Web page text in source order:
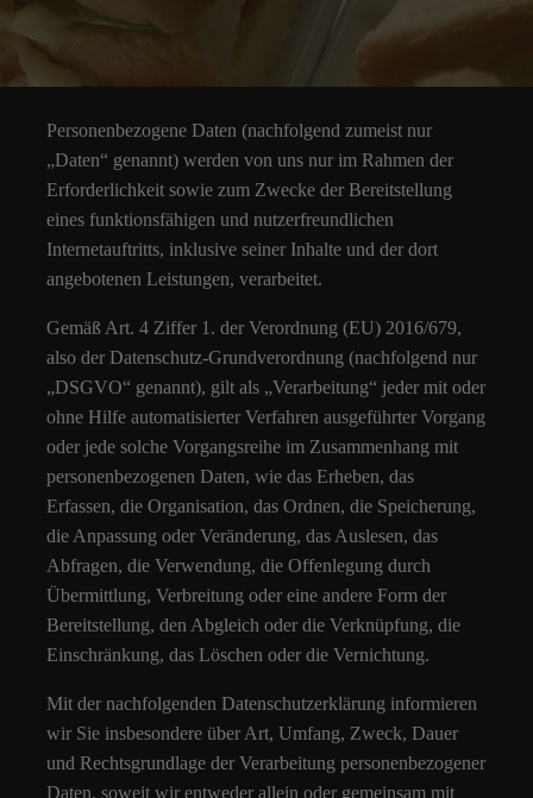
Personenbezogene Daten (nachfolgend zumeist nur
„Daten“ genannt) werden von uns nur im Rahmen der
Erforderlichkeit sowie zum Zwecke der Bereitstellung
eines funktionsfähigen und nutzerfreundlichen
Internetauftritts, inklusive seiner Inhalte und der dort
angebotenen Leistungen, verarbeitet.
Gemäß Art. 4 Ziffer 1. der Verordnung (EU) 2016/679,
also der Datenschutz-Grundverordnung (nachfolgend nur
„DSGVO“ genannt), gilt als „Verarbeitung“ jeder mit oder
ohne Hilfe automatisierter Verfahren ausgeführter Vorgang
oder jede solche Vorgangsreihe im Zusammenhang mit
personenbezogenen Daten, wie das Erheben, das
Erfassen, die Organisation, das Ordnen, die Speicherung,
die Anpassung oder Veränderung, das Auslesen, das
Abfragen, die Verwendung, die Offenlegung durch
Übermittlung, Verbreitung oder eine andere Form der
Bereitstellung, den Abgleich oder die Verknüpfung, die
Einschränkung, das Löschen oder die Vernichtung.
Mit der nachfolgenden Datenschutzerklärung informieren
wir Sie insbesondere über Art, Umfang, Zweck, Dauer
und Rechtsgrundlage der Verarbeitung personenbezogener
Daten, soweit wir entweder allein oder gemeinsam mit